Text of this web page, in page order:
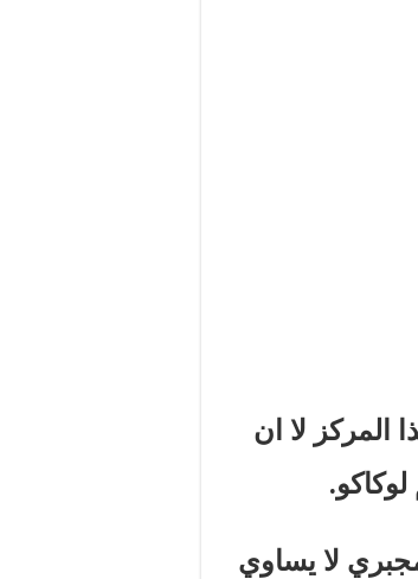
المركز لا ان
لا يساوي